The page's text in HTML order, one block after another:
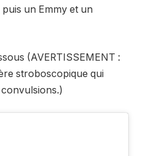
un Emmy et un
(AVERTISSEMENT :
stroboscopique qui